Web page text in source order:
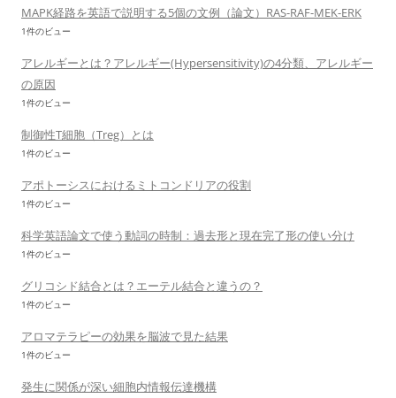
MAPK経路を英語で説明する5個の文例（論文）RAS-RAF-MEK-ERK
1件のビュー
アレルギーとは？アレルギー(Hypersensitivity)の4分類、アレルギー
の原因
1件のビュー
制御性T細胞（Treg）とは
1件のビュー
アポトーシスにおけるミトコンドリアの役割
1件のビュー
科学英語論文で使う動詞の時制：過去形と現在完了形の使い分け
1件のビュー
グリコシド結合とは？エーテル結合と違うの？
1件のビュー
アロマテラピーの効果を脳波で見た結果
1件のビュー
発生に関係が深い細胞内情報伝達機構